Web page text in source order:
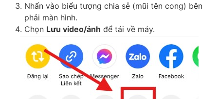
Nhấn vào biểu tượng chia sẻ (mũi tên cong) bên
phải màn hình.
Chọn Lưu video/ảnh để tải về máy.